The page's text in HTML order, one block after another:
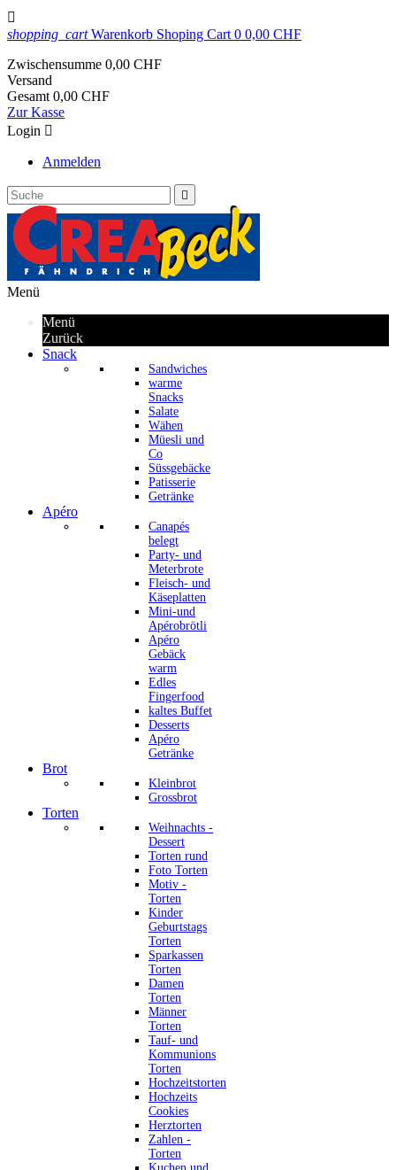

shopping_cart Warenkorb Shoping Cart 0 0,00 CHF
Zwischensumme 0,00 CHF
Versand
Gesamt 0,00 CHF
Zur Kasse
Login 
Anmelden

Menü
Menü
Zurück
Snack
Sandwiches
warme
Snacks
Salate
Wähen
Müesli und
Co
Süssgebäcke
Patisserie
Getränke
Apéro
Canapés
belegt
Party- und
Meterbrote
Fleisch- und
Käseplatten
Mini-und
Apérobrötli
Apéro
Gebäck
warm
Edles
Fingerfood
kaltes Buffet
Desserts
Apéro
Getränke
Brot
Kleinbrot
Grossbrot
Torten
Weihnachts -
Dessert
Torten rund
Foto Torten
Motiv -
Torten
Kinder
Geburtstags
Torten
Sparkassen
Torten
Damen
Torten
Männer
Torten
Tauf- und
Kommunions
Torten
Hochzeitstorten
Hochzeits
Cookies
Herztorten
Zahlen -
Torten